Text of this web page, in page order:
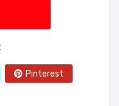
Pinterest